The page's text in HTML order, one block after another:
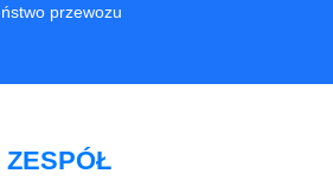
przewozu
ZESPÓŁ